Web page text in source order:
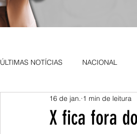
ÚLTIMAS NOTÍCIAS NACIONAL
AGRO NEWS DESTAQUE
X fica fora
16 de jan. 1 min de leitura